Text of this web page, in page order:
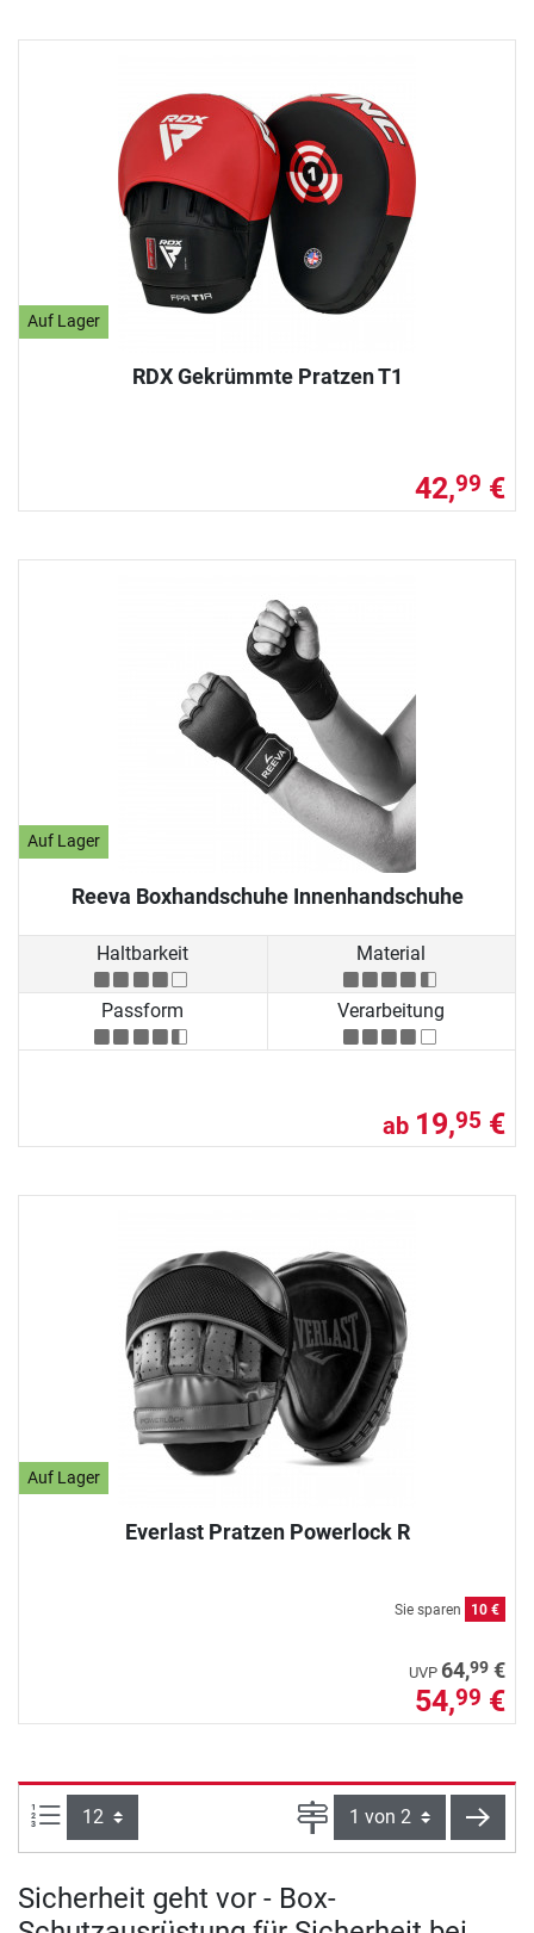
Auf Lager
RDX Gekrümmte Pratzen T1
42,99 €
Auf Lager
Reeva Boxhandschuhe Innenhandschuhe
Haltbarkeit Material
Passform Verarbeitung
ab 19,95 €
Auf Lager
Everlast Pratzen Powerlock R
Sie sparen 10 €
UVP 64,99 €
54,99 €
Artikel pro Seite: Seite
Sicherheit geht vor - Box-